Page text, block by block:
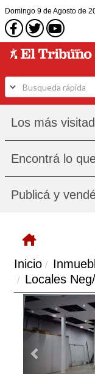
Domingo 9 de Agostode
Los más
Encontrá lo
Publicá y
Inicio
Locales
Previous